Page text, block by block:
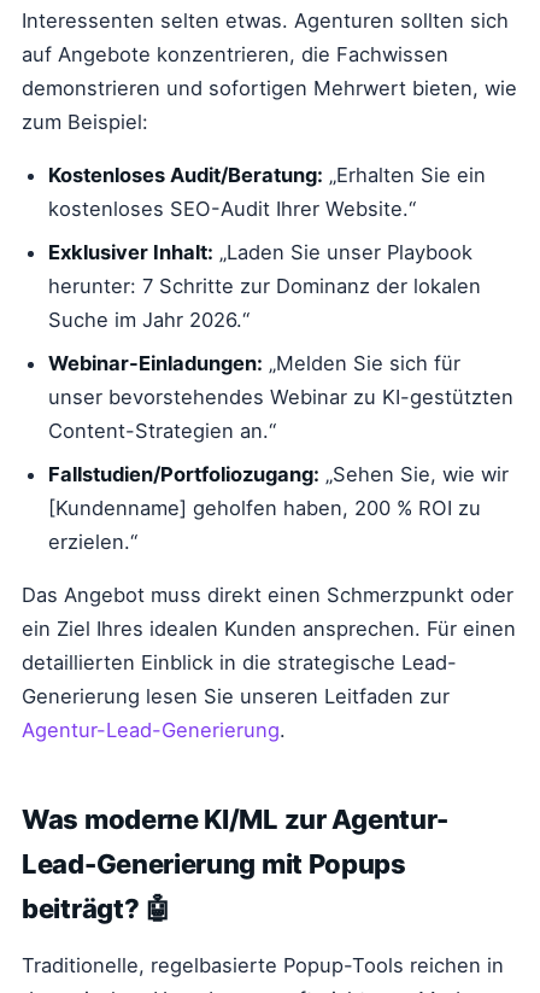
Interessenten selten etwas. Agenturen sollten sich
auf Angebote konzentrieren, die Fachwissen
demonstrieren und sofortigen Mehrwert bieten, wie
zum Beispiel:
Kostenloses Audit/Beratung: „Erhalten Sie ein
kostenloses SEO-Audit Ihrer Website.“
Exklusiver Inhalt: „Laden Sie unser Playbook
herunter: 7 Schritte zur Dominanz der lokalen
Suche im Jahr 2026.“
Webinar-Einladungen: „Melden Sie sich für
unser bevorstehendes Webinar zu KI-gestützten
Content-Strategien an.“
Fallstudien/Portfoliozugang: „Sehen Sie, wie wir
[Kundenname] geholfen haben, 200 % ROI zu
erzielen.“
Das Angebot muss direkt einen Schmerzpunkt oder
ein Ziel Ihres idealen Kunden ansprechen. Für einen
detaillierten Einblick in die strategische Lead-
Generierung lesen Sie unseren Leitfaden zur
Agentur-Lead-Generierung.
Was moderne KI/ML zur Agentur-
Lead-Generierung mit Popups
beiträgt? 🤖
Traditionelle, regelbasierte Popup-Tools reichen in